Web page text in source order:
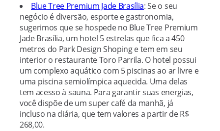
Blue Tree Premium Jade Brasília: Se o seu
negócio é diversão, esporte e gastronomia,
sugerimos que se hospede no Blue Tree Premium
Jade Brasília, um hotel 5 estrelas que fica a 450
metros do Park Design Shoping e tem em seu
interior o restaurante Toro Parrila. O hotel possui
um complexo aquático com 5 piscinas ao ar livre e
uma piscina semiolímpica aquecida. Uma delas
tem acesso à sauna. Para garantir suas energias,
você dispõe de um super café da manhã, já
incluso na diária, que tem valores a partir de R$
268,00.